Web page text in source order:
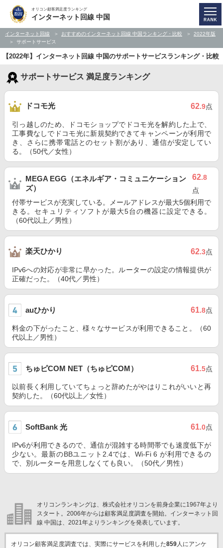
オリコン顧客満足度ランキング
インターネット回線 中国
インターネット回線 おすすめのインターネット回線 中国ランキング・比較
2022年版
サポートサービス
【2022年】インターネット回線 中国のサポートサービスランキング・比較
サポートサービス 満足度ランキング
ドコモ光 62.9点
引っ越しのため、ドコモショップでドコモ光を解約した上で、
工事費なしでドコモ光に新規契約できてキャンペーンが利用で
き、さらに携帯電話とのセット割があり、通信が安定してい
る。（50代／女性）
MEGA EGG（エネルギア・コミュニケーション
ズ）
62.8
点
付帯サービスが充実している。メールアドレスが最大5個利用で
きる。セキュリティソフトが最大5台の機器に設定できる。
（60代以上／男性）
楽天ひかり 62.3点
IPv6への対応が非常に早かった。ルーターの設定の情報提供が
正確だった。（40代／男性）
auひかり 61.8点
料金の下がったこと、様々なサービスが利用できること。（60
代以上／男性）
ちゅピCOM NET（ちゅピCOM） 61.5点
以前長く利用していてちょっと辞めたがやはりこれがいいと再
契約した。（60代以上／女性）
SoftBank 光 61.0点
IPv6が利用できるので、通信が混雑する時間帯でも速度低下が
少ない。最新のBBユニット2.4では、Wi-Fi 6 が利用できるの
で、別ルーターを用意しなくても良い。（50代／男性）
オリコンランキングは、株式会社オリコンを前身企業に1967年より
スタート。2006年からは顧客満足度調査を開始。インターネット回
線 中国は、2021年よりランキングを発表しています。
オリコン顧客満足度調査では、実際にサービスを利用した859人にアンケ